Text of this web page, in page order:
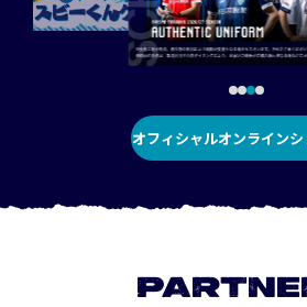
オフィシャルオンライン